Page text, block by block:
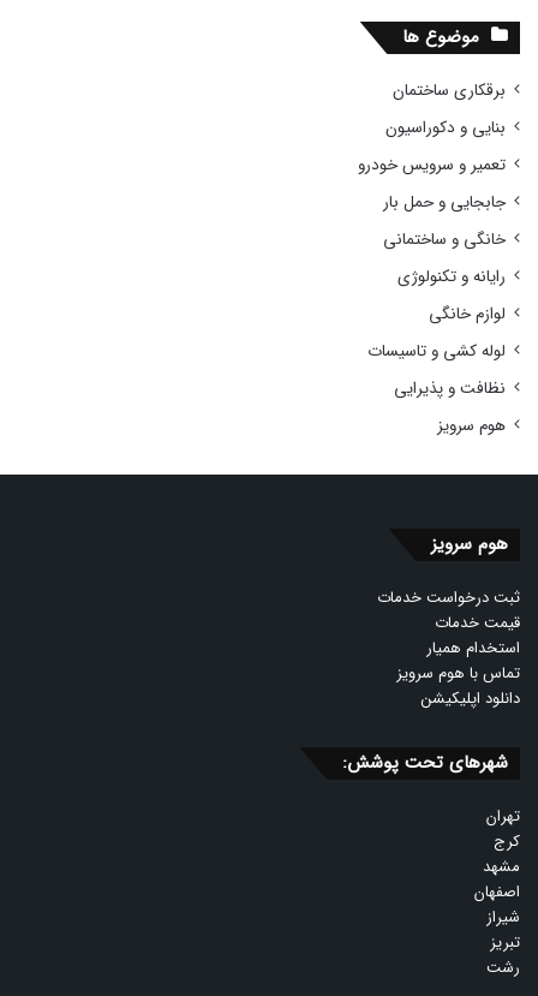
موضوع ها
برقکاری ساختمان
بنایی و دکوراسیون
تعمیر و سرویس خودرو
جابجایی و حمل بار
خانگی و ساختمانی
رایانه و تکنولوژی
لوازم خانگی
لوله کشی و تاسیسات
نظافت و پذیرایی
هوم سرویز
هوم سرویز
ثبت درخواست خدمات
قیمت خدمات
استخدام همیار
تماس با هوم سرویز
دانلود اپلیکیشن
شهرهای تحت پوشش:
تهران
کرج
مشهد
اصفهان
شیراز
تبریز
رشت